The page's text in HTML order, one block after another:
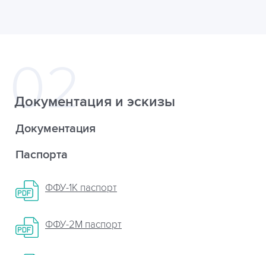
Документация и эскизы
Документация
Паспорта
ФФУ-1К паспорт
ФФУ-2М паспорт